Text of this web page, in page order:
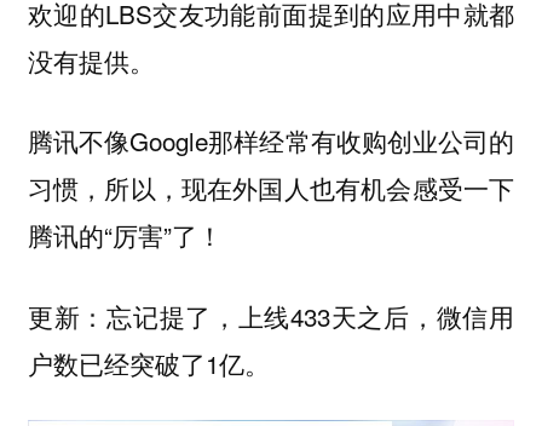
欢迎的LBS交友功能前面提到的应用中就都
没有提供。
腾讯不像Google那样经常有收购创业公司的
习惯，所以，现在外国人也有机会感受一下
腾讯的“厉害”了！
更新：忘记提了，上线433天之后，微信用
户数已经突破了1亿。